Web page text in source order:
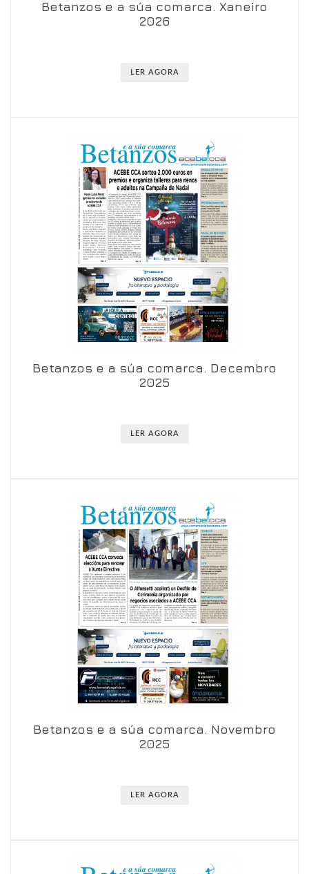
Ver en visor Ver en detalle
Betanzos e a súa comarca. Xaneiro
2026
LER AGORA
Ver en visor Ver en detalle
Betanzos e a súa comarca. Decembro
2025
LER AGORA
Ver en visor Ver en detalle
Betanzos e a súa comarca. Novembro
2025
LER AGORA